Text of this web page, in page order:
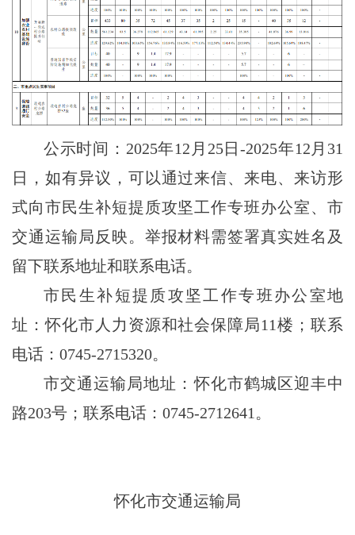
公示时间： 2025年12月25日-2025年12 月 31
日，如有异议，可以通过来信、来电、来访形
式向市民生补短提质攻坚工作专班办公室、市
交通运输局 反映。举报材料需签署真实姓名及
留下联系地址和联系电话。
市民生补短提质攻坚工作专班办公室地
址：怀化市人力资源和社会保障局11楼；联系
电话：0745-2715320。
市交通运输局地址：怀化市鹤城区迎丰中
路203号；联系电话：0745-2712641。
怀化市交通运输局